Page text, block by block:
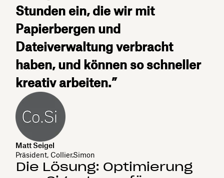
Stunden ein, die wir mit
Papierbergen und
Dateiverwaltung verbracht
haben, und können so schneller
kreativ arbeiten.”
Matt Seigel
Präsident, Collier.Simon
Die Lösung: Optimierung